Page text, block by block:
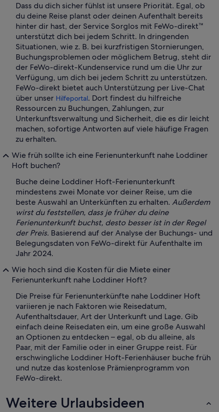
Dass du dich sicher fühlst ist unsere Priorität. Egal, ob
du deine Reise planst oder deinen Aufenthalt bereits
hinter dir hast, der Service Sorglos mit FeWo-direkt™
unterstützt dich bei jedem Schritt. In dringenden
Situationen, wie z. B. bei kurzfristigen Stornierungen,
Buchungsproblemen oder möglichem Betrug, steht dir
der FeWo-direkt-Kundenservice rund um die Uhr zur
Verfügung, um dich bei jedem Schritt zu unterstützen.
FeWo-direkt bietet auch Unterstützung per Live-Chat
über unser Hilfeportal. Dort findest du hilfreiche
Ressourcen zu Buchungen, Zahlungen, zur
Unterkunftsverwaltung und Sicherheit, die es dir leicht
machen, sofortige Antworten auf viele häufige Fragen
zu erhalten.
Wie früh sollte ich eine Ferienunterkunft nahe Loddiner
Hoft buchen?
Buche deine Loddiner Hoft-Ferienunterkunft
mindestens zwei Monate vor deiner Reise, um die
beste Auswahl an Unterkünften zu erhalten. Außerdem
wirst du feststellen, dass je früher du deine
Ferienunterkunft buchst, desto besser ist in der Regel
der Preis. Basierend auf der Analyse der Buchungs- und
Belegungsdaten von FeWo-direkt für Aufenthalte im
Jahr 2024.
Wie hoch sind die Kosten für die Miete einer
Ferienunterkunft nahe Loddiner Hoft?
Die Preise für Ferienunterkünfte nahe Loddiner Hoft
variieren je nach Faktoren wie Reisedatum,
Aufenthaltsdauer, Art der Unterkunft und Lage. Gib
einfach deine Reisedaten ein, um eine große Auswahl
an Optionen zu entdecken – egal, ob du alleine, als
Paar, mit der Familie oder in einer Gruppe reist. Für
erschwingliche Loddiner Hoft-Ferienhäuser buche früh
und nutze das kostenlose Prämienprogramm von
FeWo-direkt.
Weitere Urlaubsideen